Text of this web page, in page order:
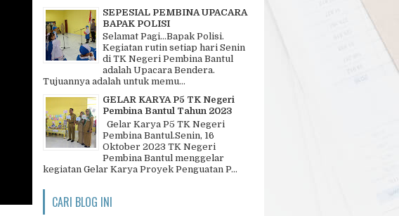
SEPESIAL PEMBINA UPACARA
BAPAK POLISI
Selamat Pagi…Bapak Polisi.
Kegiatan rutin setiap hari Senin
di TK Negeri Pembina Bantul
adalah Upacara Bendera.
Tujuannya adalah untuk memu...
GELAR KARYA P5 TK Negeri
Pembina Bantul Tahun 2023
Gelar Karya P5 TK Negeri
Pembina Bantul.Senin, 16
Oktober 2023 TK Negeri
Pembina Bantul menggelar
kegiatan Gelar Karya Proyek Penguatan P...
CARI BLOG INI